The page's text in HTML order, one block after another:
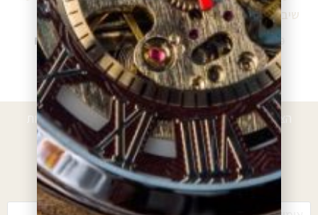
שיבוץ זרקונים 15869-15
₪690.00
₪345.00
הוספה לסל
שיבוץ 15703-1
₪650.00
₪488.00
הוספה לסל
הצטרפו לרשימת הלקוחות המועדפים וקבלו הטבות, הנחות
ועדכונים
*עם ההרשמה אתם מאשרים לקבל חומרים פרסומיים מאיתנו